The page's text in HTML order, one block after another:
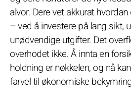
alvor. Dere vet akkurat
– ved å investere på lang sikt,
unødvendige utgifter. Det
overhodet ikke. Å innta en
holdning er nøkkelen, og nå
farvel til økonomiske